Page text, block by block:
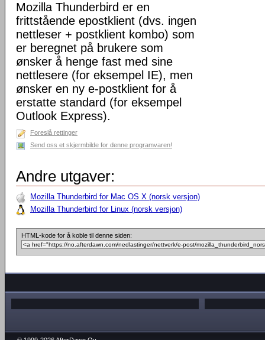
Mozilla Thunderbird er en
frittstående epostklient (dvs. ingen
nettleser + postklient kombo) som
er beregnet på brukere som
ønsker å henge fast med sine
nettlesere (for eksempel IE), men
ønsker en ny e-postklient for å
erstatte standard (for eksempel
Outlook Express).
Foreslå rettinger
Send oss et skjermbilde for denne programvaren!
Andre utgaver:
Mozilla Thunderbird for Mac OS X (norsk versjon)
Mozilla Thunderbird for Linux (norsk versjon)
HTML-kode for å koble til denne siden: